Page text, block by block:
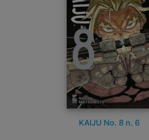
KAIJU No. 8 n. 6